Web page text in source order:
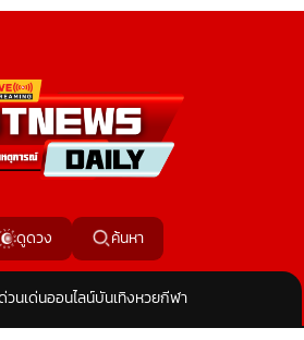
ดูดวง ค้นหา
วนเด่นออนไลน์บันเทิงหวยกีฬา